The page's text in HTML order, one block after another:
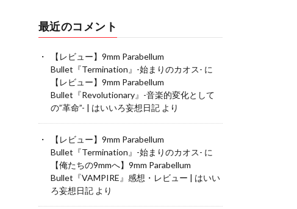
最近のコメント
【レビュー】9mm Parabellum
Bullet『Termination』-始まりのカオス- に
【レビュー】9mm Parabellum
Bullet『Revolutionary』-音楽的変化として
の”革命”- | はいいろ妄想日記より
【レビュー】9mm Parabellum
Bullet『Termination』-始まりのカオス- に
【俺たちの9mmへ】9mm Parabellum
Bullet『VAMPIRE』感想・レビュー | はいい
ろ妄想日記より